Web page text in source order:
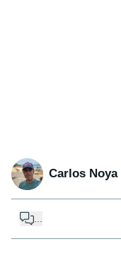
Carlos Noya